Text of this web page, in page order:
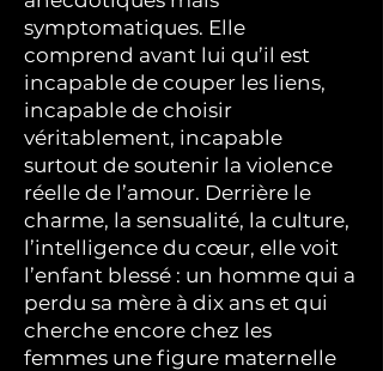
symptomatiques. Elle
comprend avant lui qu’il est
incapable de couper les liens,
incapable de choisir
véritablement, incapable
surtout de soutenir la violence
réelle de l’amour. Derrière le
charme, la sensualité, la culture,
l’intelligence du cœur, elle voit
l’enfant blessé : un homme qui a
perdu sa mère à dix ans et qui
cherche encore chez les
femmes une figure maternelle